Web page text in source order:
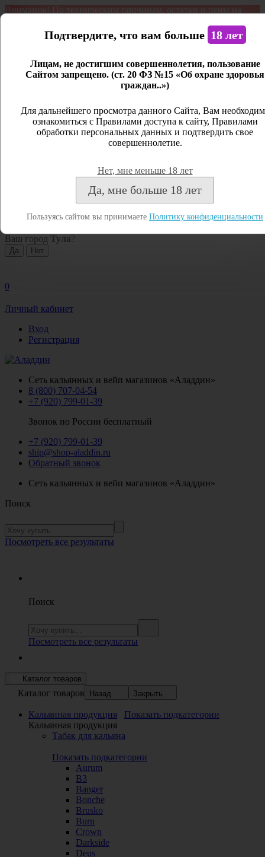
Внимание! По техническим причинам, остатки и цены на
является демонстрационным. Дистанционная продажа не
Открыть сайдбар
Личный кабинет
Закрыть
Посмотреть все результаты
Ваш город Тула ?
0
Личный кабинет
Вход
Регистрация
Сеть кальянных и вейп магазинов «Аладдин»
8 (800) 707-04-54
+7 (920) 799-01-39
Звонок по России бесплатный
+7 (920) 799-01-39
ship@shop-aladdin.ru
Обратный звонок
Сеть кальянных и вейп магазинов «Аладдин»
Поиск
Посмотреть все результаты
Поиск
Посмотреть все результаты
Каталог товаров
Каталог товаров Назад Закрыть
Кальянная продукция
Показать подкатегории
Кальянная продукция
Табак для кальяна
Показать подкатегории
Aurum
B3
Banger
Bonche
Brusko
Burn
Crown
Darkside
Deus
Подтвердите, что вам больше 18 лет
Лицам, не достигшим совершеннолетия, пользование
Сайтом запрещено. (ст. 20 ФЗ №15 «Об охране здоровья
граждан..»)
Для дальнейшего просмотра данного Сайта, Вам
ознакомиться с Правилами доступа к сайту, Правилами
обработки персональных данных и подтвердить свое
совершеннолетие.
Нет, мне меньше 18 лет
Да, мне больше 18 лет
Пользуясь сайтом вы принимаете Политику конфиденциальности